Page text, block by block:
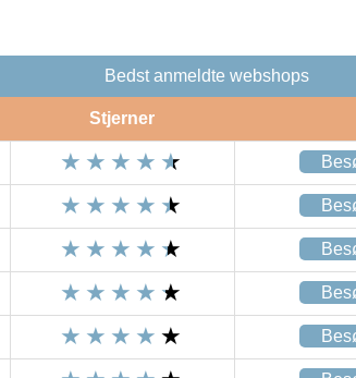
Bedst anmeldte webshops
Stjerner